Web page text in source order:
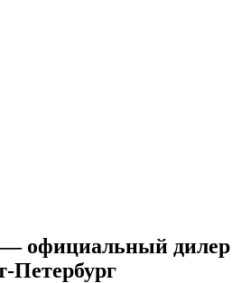
официальный дилер
Петербург